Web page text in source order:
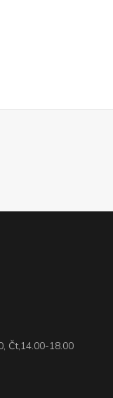
Čt,14.00-18.00